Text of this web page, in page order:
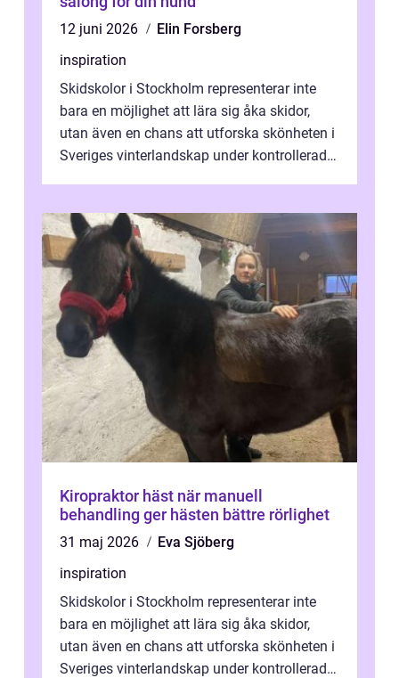
12 juni 2026
Elin Forsberg
inspiration
Skidskolor i Stockholm representerar inte
bara en möjlighet att lära sig åka skidor,
utan även en chans att utforska skönheten i
Sveriges vinterlandskap under kontrollerade
Kiropraktor häst när manuell
behandling ger hästen bättre rörlighet
31 maj 2026
Eva Sjöberg
inspiration
Skidskolor i Stockholm representerar inte
bara en möjlighet att lära sig åka skidor,
utan även en chans att utforska skönheten i
Sveriges vinterlandskap under kontrollerade